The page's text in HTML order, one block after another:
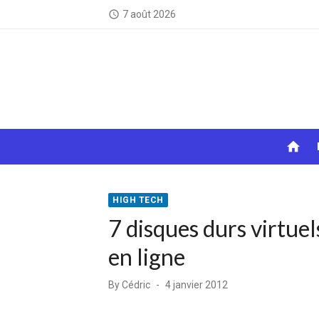
access_time 7 août 2026
home
HIGH TECH
7 disques durs
en ligne
ByCédric
Posted
4 janvier 2012